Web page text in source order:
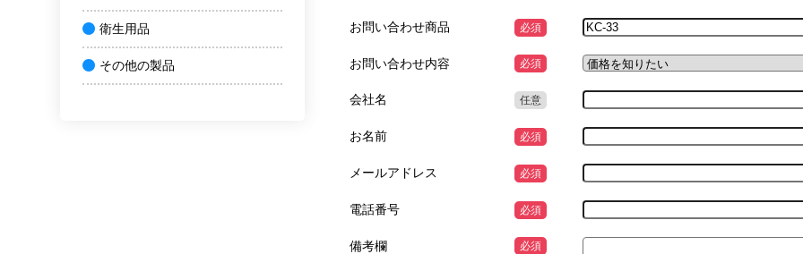
お問い合わせ商品 必須
お問い合わせ内容 必須
会社名 任意
お名前 必須
メールアドレス 必須
電話番号 必須
備考欄 必須
衛生用品
その他の製品